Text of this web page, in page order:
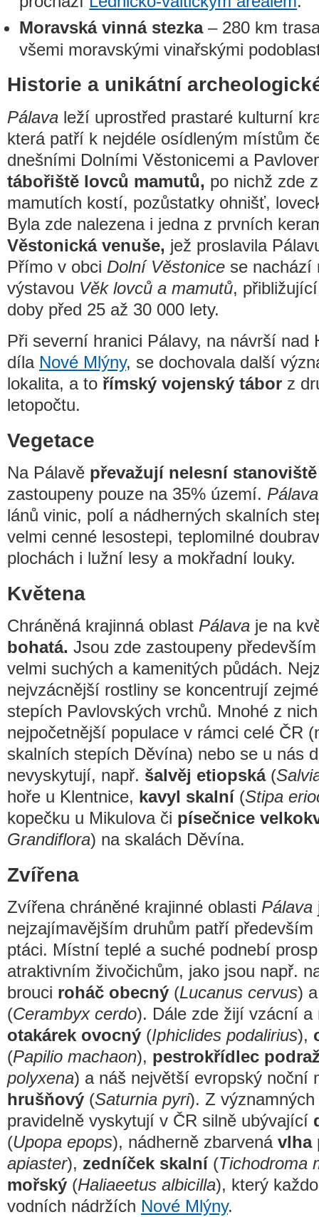
Moravská vinná stezka– 280 km
všemi moravskými vinařskými
Historie a unikátní
Pálava leží uprostřed prastaré kulturní
která patří k nejdéle osídleným místům
dnešními Dolními Věstonicemi a
tábořiště lovců mamutů, po nichž zde
mamutích kostí, pozůstatky ohnišť,
Byla zde nalezena i jedna z prvních
Věstonická venuše, jež proslavila
Přímo v obci Dolní Věstonice se nachází
výstavou Věk lovců a mamutů,
doby před 25 až 30 000 lety.
Při severní hranici Pálavy, na návrší nad
díla Nové Mlýny, se dochovala další
lokalita, a to římský vojenský tábor z
letopočtu.
Vegetace
Na Pálavě převažují nelesní stanoviště
zastoupeny pouze na 35% území. Pálava
lánů vinic, polí a nádherných skalních
velmi cenné lesostepi, teplomilné
plochách i lužní lesy a mokřadní louky.
Květena
Chráněná krajinná oblast Pálava je na
bohatá. Jsou zde zastoupeny
velmi suchých a kamenitých půdách.
nejvzácnější rostliny se koncentrují
stepích Pavlovských vrchů. Mnohé z
nejpočetnější populace v rámci celé ČR
skalních stepích Děvína) nebo se u nás
nevyskytují, např. šalvěj etiopská(
hoře u Klentnice, kavyl skalní(Stipa
kopečku u Mikulova či písečnice
Grandiflora) na skalách Děvína.
Zvířena
Zvířena chráněné krajinné oblasti Pálava
nejzajímavějším druhům patří
ptáci. Místní teplé a suché podnebí
atraktivním živočichům, jako jsou např.
brouci roháč obecný (Lucanus cervus)
(Cerambyx cerdo). Dále zde žijí vzácní a
otakárek ovocný (Iphiclides podalirius),
(Papilio machaon), pestrokřídlec
polyxena) a náš největší evropský noční
hrušňový (Saturnia pyri). Z
pravidelně vyskytují v ČR silně ubývající
(Upopa epops), nádherně zbarvená vlha
apiaster), zedníček skalní(Tichodroma
mořský (Haliaeetus albicilla), který
vodních nádržích Nové Mlýny.